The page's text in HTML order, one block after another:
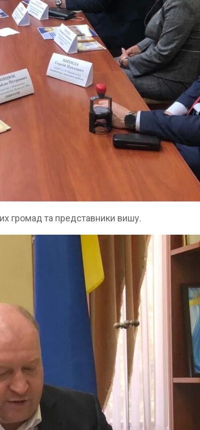
громад та представники вишу.